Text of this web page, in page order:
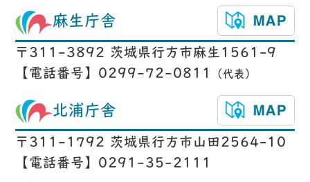
麻生庁舎
〒311-3892 茨城県行方市麻生1561-9
【電話番号】0299-72-0811
（代表）
北浦庁舎
〒311-1792 茨城県行方市山田2564-10
【電話番号】0291-35-2111